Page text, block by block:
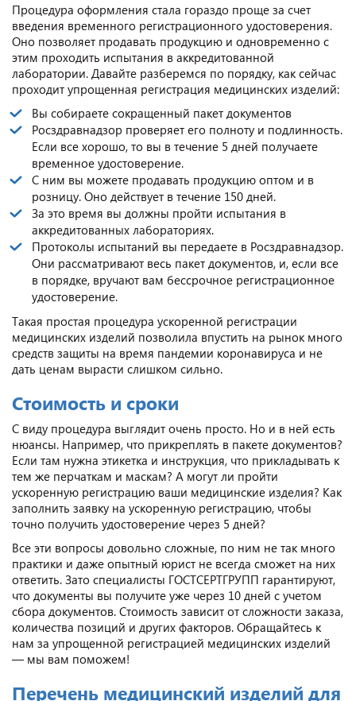
Процедура оформления стала гораздо проще за счет
введения временного регистрационного удостоверения.
Оно позволяет продавать продукцию и одновременно с
этим проходить испытания в аккредитованной
лаборатории. Давайте разберемся по порядку, как сейчас
проходит упрощенная регистрация медицинских изделий:
Вы собираете сокращенный пакет документов
Росздравнадзор проверяет его полноту и подлинность.
Если все хорошо, то вы в течение 5 дней получаете
временное удостоверение.
С ним вы можете продавать продукцию оптом и в
розницу. Оно действует в течение 150 дней.
За это время вы должны пройти испытания в
аккредитованных лабораториях.
Протоколы испытаний вы передаете в Росздравнадзор.
Они рассматривают весь пакет документов, и, если все
в порядке, вручают вам бессрочное регистрационное
удостоверение.
Такая простая процедура ускоренной регистрации
медицинских изделий позволила впустить на рынок много
средств защиты на время пандемии коронавируса и не
дать ценам вырасти слишком сильно.
Стоимость и сроки
С виду процедура выглядит очень просто. Но и в ней есть
нюансы. Например, что прикреплять в пакете документов?
Если там нужна этикетка и инструкция, что прикладывать к
тем же перчаткам и маскам? А могут ли пройти
ускоренную регистрацию ваши медицинские изделия? Как
заполнить заявку на ускоренную регистрацию, чтобы
точно получить удостоверение через 5 дней?
Все эти вопросы довольно сложные, по ним не так много
практики и даже опытный юрист не всегда сможет на них
ответить. Зато специалисты ГОСТСЕРТГРУПП гарантируют,
что документы вы получите уже через 10 дней с учетом
сбора документов. Стоимость зависит от сложности заказа,
количества позиций и других факторов. Обращайтесь к
нам за упрощенной регистрацией медицинских изделий
— мы вам поможем!
Перечень медицинский изделий для